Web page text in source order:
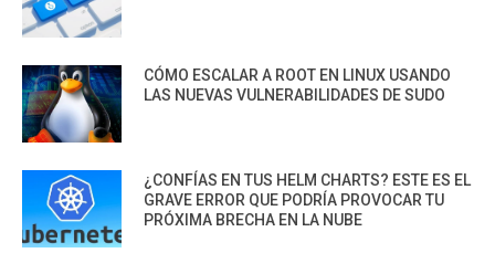
CÓMO ESCALAR A ROOT EN LINUX USANDO
LAS NUEVAS VULNERABILIDADES DE SUDO
¿CONFÍAS EN TUS HELM CHARTS? ESTE ES EL
GRAVE ERROR QUE PODRÍA PROVOCAR TU
PRÓXIMA BRECHA EN LA NUBE